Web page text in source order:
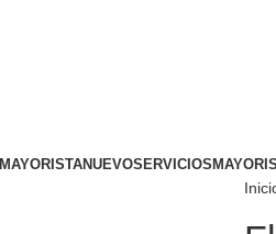
MAYORISTANUEVOSERVICIOS